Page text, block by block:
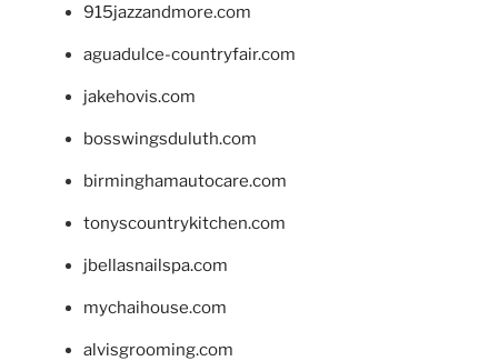
915jazzandmore.com
aguadulce-countryfair.com
jakehovis.com
bosswingsduluth.com
birminghamautocare.com
tonyscountrykitchen.com
jbellasnailspa.com
mychaihouse.com
alvisgrooming.com